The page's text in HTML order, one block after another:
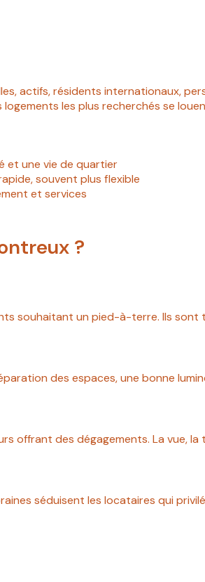
actifs, résidents internationaux,
les plus recherchés se
et une vie de quartier
souvent plus flexible
et services
?
souhaitant un pied-à-terre. Ils sont
des espaces, une bonne
offrant des dégagements. La vue,
séduisent les locataires qui